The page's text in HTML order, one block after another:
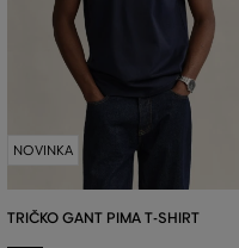
NOVINKA
TRIČKO GANT PIMA T-SHIRT